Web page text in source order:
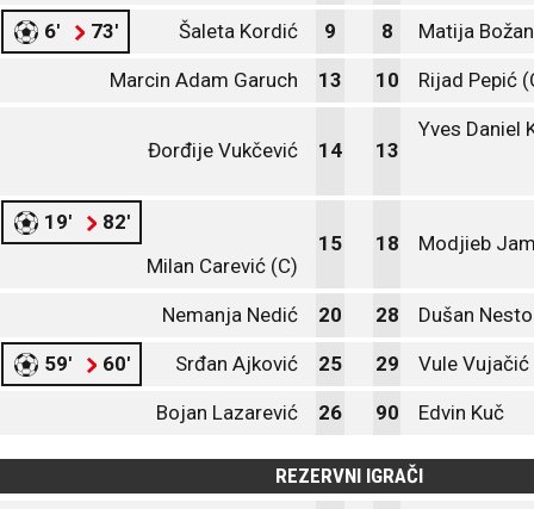
6' 73' Šaleta Kordić 9 8 Matija
Marcin Adam Garuch 13 10 Rijad Pepić
Đorđije Vukčević 14 13
Yves Daniel
19'
82'
Milan Carević (C)
15 18 Modjieb
Nemanja Nedić 20 28 Dušan
59' 60' Srđan Ajković 25 29 Vule Vujačić
Bojan Lazarević 26 90 Edvin Kuč
REZERVNI IGRAČI